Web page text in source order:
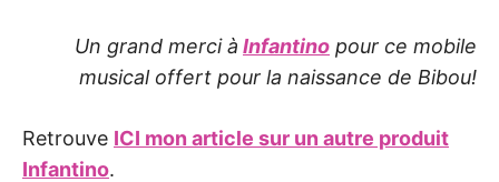
Un grand merci à Infantino pour ce mobile
musical offert pour la naissance de Bibou!
Retrouve ICI mon article sur un autre produit
Infantino.